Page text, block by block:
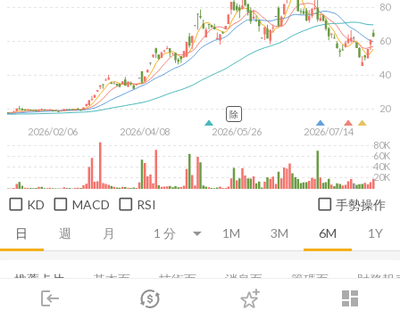
login dashboard
市場 登入
日 週 月 1M 3M 6M 1Y
2026/02/06 2026/04/08 2026/05/26 2026/07/14
20
40
60
80
20K
40K
60K
80K
除
KD MACD RSI 手勢操作
推薦卡片 基本面 技術面 消息面 籌碼面 財務報